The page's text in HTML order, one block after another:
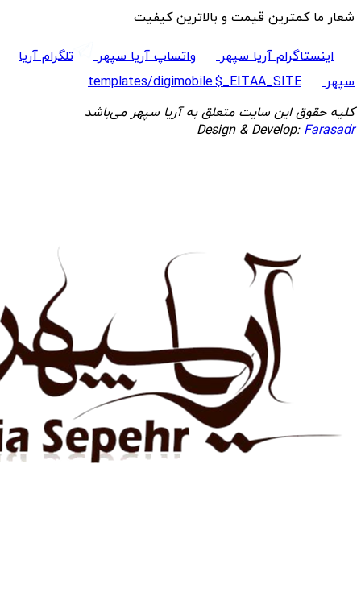
شعار ما کمترین قیمت و بالاترین کیفیت
اینستاگرام آریا سپهر واتساپ آریا سپهر
تلگرام آریا
سپهر
templates/digimobile.$_EITAA_SITE
کلیه حقوق این سایت متعلق به آریا سپهر می‌باشد
Design & Develop:Farasadr